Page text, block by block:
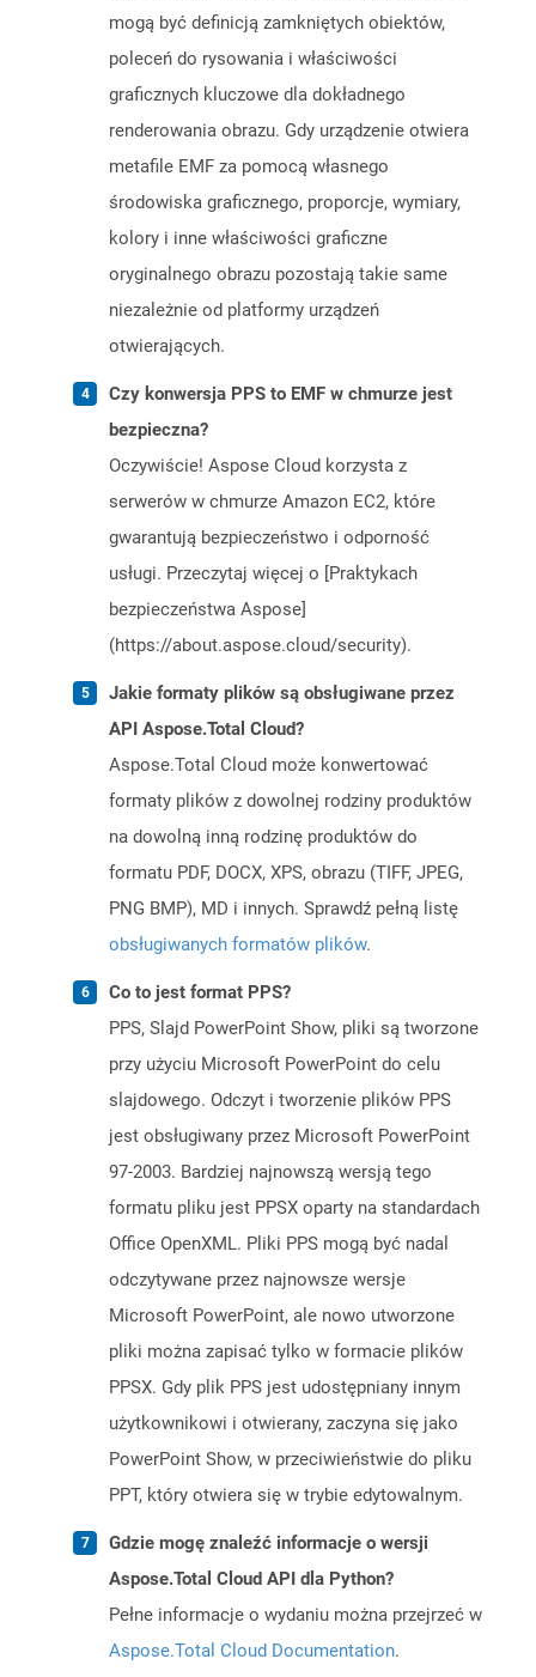
mogą być definicją zamkniętych obiektów,
poleceń do rysowania i właściwości
graficznych kluczowe dla dokładnego
renderowania obrazu. Gdy urządzenie otwiera
metafile EMF za pomocą własnego
środowiska graficznego, proporcje, wymiary,
kolory i inne właściwości graficzne
oryginalnego obrazu pozostają takie same
niezależnie od platformy urządzeń
otwierających.
Czy konwersja PPS to EMF w chmurze jest
bezpieczna?
Oczywiście! Aspose Cloud korzysta z
serwerów w chmurze Amazon EC2, które
gwarantują bezpieczeństwo i odporność
usługi. Przeczytaj więcej o [Praktykach
bezpieczeństwa Aspose]
(https://about.aspose.cloud/security).
Jakie formaty plików są obsługiwane przez
API Aspose.Total Cloud?
Aspose.Total Cloud może konwertować
formaty plików z dowolnej rodziny produktów
na dowolną inną rodzinę produktów do
formatu PDF, DOCX, XPS, obrazu (TIFF, JPEG,
PNG BMP), MD i innych. Sprawdź pełną listę
obsługiwanych formatów plików.
Co to jest format PPS?
PPS, Slajd PowerPoint Show, pliki są tworzone
przy użyciu Microsoft PowerPoint do celu
slajdowego. Odczyt i tworzenie plików PPS
jest obsługiwany przez Microsoft PowerPoint
97-2003. Bardziej najnowszą wersją tego
formatu pliku jest PPSX oparty na standardach
Office OpenXML. Pliki PPS mogą być nadal
odczytywane przez najnowsze wersje
Microsoft PowerPoint, ale nowo utworzone
pliki można zapisać tylko w formacie plików
PPSX. Gdy plik PPS jest udostępniany innym
użytkownikowi i otwierany, zaczyna się jako
PowerPoint Show, w przeciwieństwie do pliku
PPT, który otwiera się w trybie edytowalnym.
Gdzie mogę znaleźć informacje o wersji
Aspose.Total Cloud API dla Python?
Pełne informacje o wydaniu można przejrzeć w
Aspose.Total Cloud Documentation.